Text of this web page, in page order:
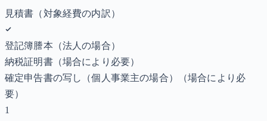
見積書（対象経費の内訳）
登記簿謄本（法人の場合）
納税証明書（場合により必要）
確定申告書の写し（個人事業主の場合）
（場合により必
要）
1